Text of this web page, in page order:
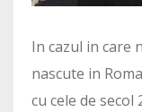
In cazul in care
nascute in
cu cele de